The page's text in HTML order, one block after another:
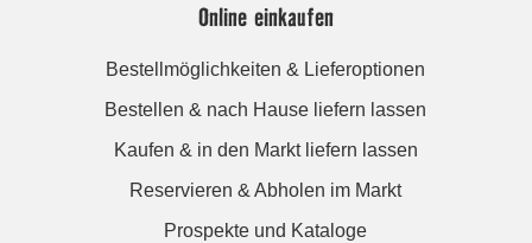
Online einkaufen
Bestellmöglichkeiten & Lieferoptionen
Bestellen & nach Hause liefern lassen
Kaufen & in den Markt liefern lassen
Reservieren & Abholen im Markt
Prospekte und Kataloge